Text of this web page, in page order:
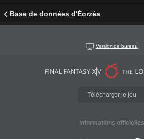
Base de données d'Éorzéa
Version de bureau
Télécharger le jeu
Informations officielles